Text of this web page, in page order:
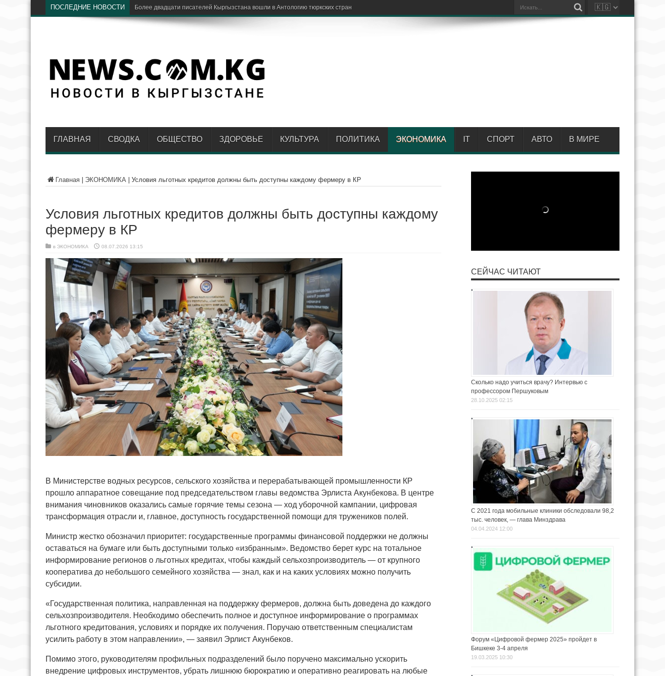
ПОСЛЕДНИЕ НОВОСТИ «
ГЛАВНАЯ СВОДКА ОБЩЕСТВО ЗДОРОВЬЕ КУЛЬТУРА ПОЛИТИКА ЭКОНОМИКА IT СПОРТ АВТО В МИРЕ
Главная ЭКОНОМИКА Условия льготных кредитов должны быть доступны каждому фермеру в КР
Условия льготных кредитов должны быть доступны каждому
фермеру в КР
в ЭКОНОМИКА 08.07.2026 13:15
В Министерстве водных ресурсов, сельского хозяйства и перерабатывающей промышленности КР
прошло аппаратное совещание под председательством главы ведомства Эрлиста Акунбекова. В центре
внимания чиновников оказались самые горячие темы сезона — ход уборочной кампании, цифровая
трансформация отрасли и, главное, доступность государственной помощи для тружеников полей.
Министр жестко обозначил приоритет: государственные программы финансовой поддержки не должны
оставаться на бумаге или быть доступными только «избранным». Ведомство берет курс на тотальное
информирование регионов о льготных кредитах, чтобы каждый сельхозпроизводитель — от крупного
кооператива до небольшого семейного хозяйства — знал, как и на каких условиях можно получить
субсидии.
«Государственная политика, направленная на поддержку фермеров, должна быть доведена до каждого
сельхозпроизводителя. Необходимо обеспечить полное и доступное информирование о программах
льготного кредитования, условиях и порядке их получения. Поручаю ответственным специалистам
усилить работу в этом направлении», — заявил Эрлист Акунбеков.
Помимо этого, руководителям профильных подразделений было поручено максимально ускорить
внедрение цифровых инструментов, убрать лишнюю бюрократию и оперативно реагировать на любые
СЕЙЧАС ЧИТАЮТ
Сколько надо учиться врачу? Интервью с
профессором Першуковым
28.10.2025 02:15
С 2021 года мобильные клиники обследовали 98,2
тыс. человек, — глава Минздрава
04.04.2024 12:00
Форум «Цифровой фермер 2025» пройдет в
Бишкеке 3-4 апреля
19.03.2025 10:30